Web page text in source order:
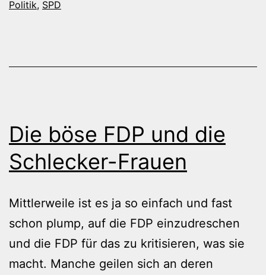
Politik, SPD
Die böse FDP und die
Schlecker-Frauen
Mittlerweile ist es ja so einfach und fast
schon plump, auf die FDP einzudreschen
und die FDP für das zu kritisieren, was sie
macht. Manche geilen sich an deren